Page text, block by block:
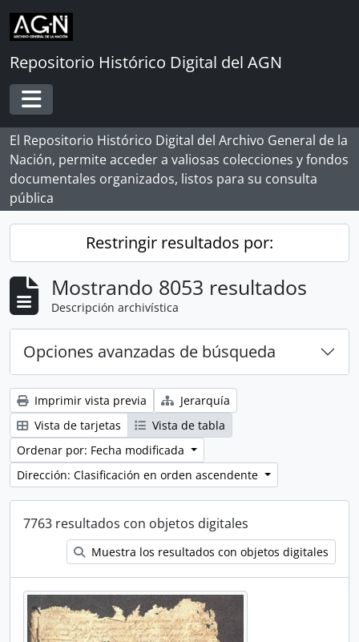
Skip to main content
Repositorio Histórico Digital del AGN
Toggle navigation
El Repositorio Histórico Digital del Archivo General de la
Nación, permite acceder a valiosas colecciones y fondos
documentales organizados, listos para su consulta
pública
Restringir resultados por:
Mostrando 8053 resultados
Descripción archivística
Opciones avanzadas de búsqueda
Imprimir vista previa
Jerarquía
Vista de tarjetas
Vista de tabla
Ordenar por: Fecha modificada
Dirección: Clasificación en orden ascendente
7763 resultados con objetos digitales
Muestra los resultados con objetos digitales